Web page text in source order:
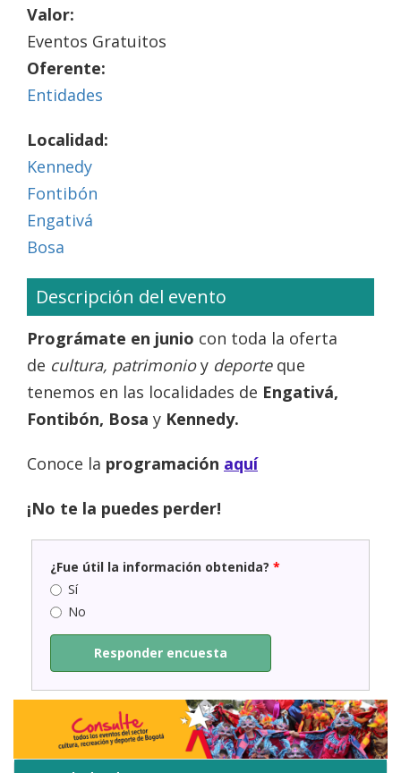
Valor:
Eventos Gratuitos
Oferente:
Entidades
Localidad:
Kennedy
Fontibón
Engativá
Bosa
Descripción del evento
Prográmate en junio con toda la oferta
de cultura, patrimonioy deporte que
tenemos en las localidades de Engativá,
Fontibón, Bosa y Kennedy.
Conoce la programación aquí
¡No te la puedes perder!
¿Fue útil la información obtenida? *
Sí
No
Responder encuesta